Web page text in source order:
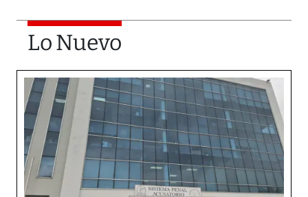
Lo Nuevo